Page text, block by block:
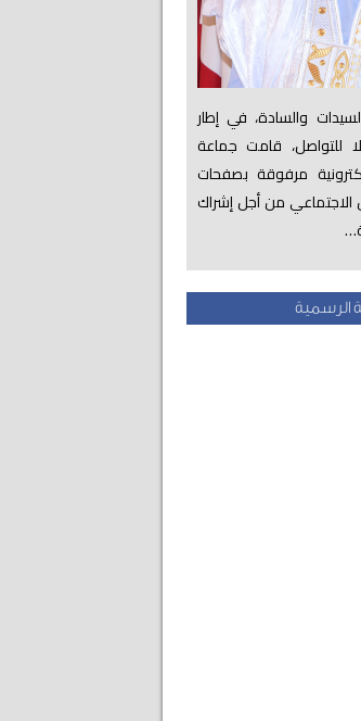
والسادة، في إطار
للتواصل، قامت جماعة
مرفوقة بصفحات
الاجتماعي من أجل إشراك
الرسمية